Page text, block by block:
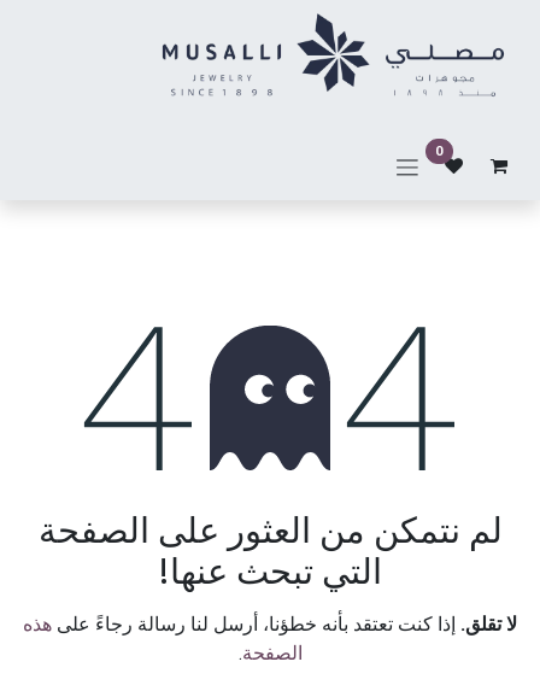
0
خطأ 404
لم نتمكن من العثور على الصفحة
التي تبحث عنها!
لا تقلق. إذا كنت تعتقد بأنه خطؤنا، أرسل لنا رسالة رجاءً على هذه
الصفحة.